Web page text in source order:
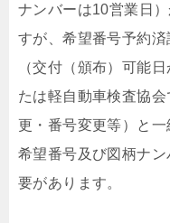
ナンバーは10営業日
すが、希望番号予約
（交付（頒布）可能日
たは軽自動車検査協
更・番号変更等）と
希望番号及び図柄ナ
要があります。